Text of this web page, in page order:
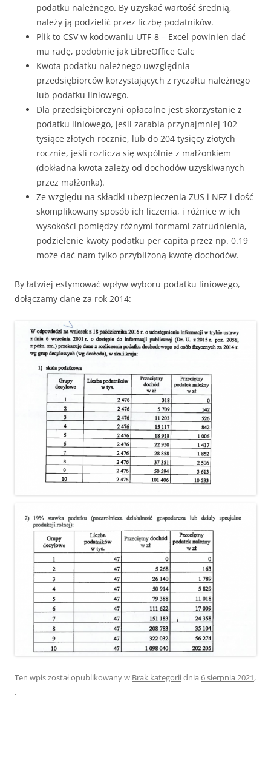
podatku należnego. By uzyskać wartość średnią,
należy ją podzielić przez liczbę podatników.
Plik to CSV w kodowaniu UTF-8 – Excel powinien dać
mu radę, podobnie jak LibreOffice Calc
Kwota podatku należnego uwzględnia
przedsiębiorców korzystających z ryczałtu należnego
lub podatku liniowego.
Dla przedsiębiorczyni opłacalne jest skorzystanie z
podatku liniowego, jeśli zarabia przynajmniej 102
tysiące złotych rocznie, lub do 204 tysięcy złotych
rocznie, jeśli rozlicza się wspólnie z małżonkiem
(dokładna kwota zależy od dochodów uzyskiwanych
przez małżonka).
Ze względu na składki ubezpieczenia ZUS i NFZ i dość
skomplikowany sposób ich liczenia, i różnice w ich
wysokości pomiędzy różnymi formami zatrudnienia,
podzielenie kwoty podatku per capita przez np. 0.19
może dać nam tylko przybliżoną kwotę dochodów.
By łatwiej estymować wpływ wyboru podatku liniowego,
dołączamy dane za rok 2014:
Ten wpis został opublikowany w Brak kategoriidnia 6 sierpnia 2021,
.